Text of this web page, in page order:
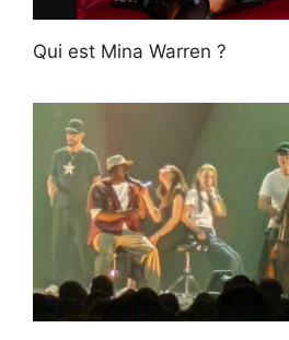
Qui est Mina Warren ?